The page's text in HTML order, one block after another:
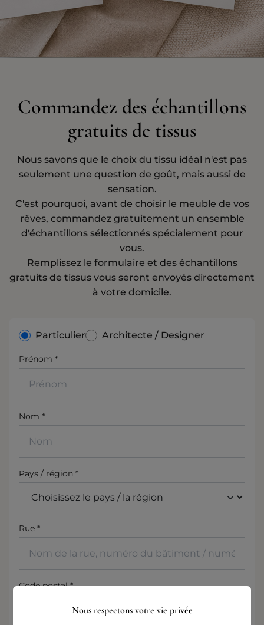
Commandez des échantillons
gratuits de tissus
Nous savons que le choix du tissu idéal n'est pas
seulement une question de goût, mais aussi de
sensation.
C'est pourquoi, avant de choisir le meuble de vos
rêves, commandez gratuitement un ensemble
d'échantillons sélectionnés spécialement pour
vous.
Remplissez le formulaire et des échantillons
gratuits de tissus vous seront envoyés directement
à votre domicile.
Particulier Architecte / Designer
Prénom *
Nom *
Pays / région *
Rue *
Code postal *
Nous respectons votre vie privée